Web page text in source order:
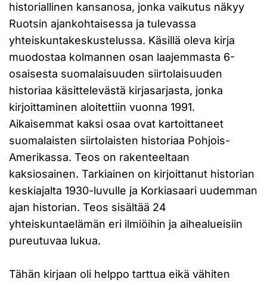
historiallinen kansanosa, jonka vaikutus näkyy
Ruotsin ajankohtaisessa ja tulevassa
yhteiskuntakeskustelussa. Käsillä oleva kirja
muodostaa kolmannen osan laajemmasta 6-
osaisesta suomalaisuuden siirtolaisuuden
historiaa käsittelevästä kirjasarjasta, jonka
kirjoittaminen aloitettiin vuonna 1991.
Aikaisemmat kaksi osaa ovat kartoittaneet
suomalaisten siirtolaisten historiaa Pohjois-
Amerikassa. Teos on rakenteeltaan
kaksiosainen. Tarkiainen on kirjoittanut historian
keskiajalta 1930-luvulle ja Korkiasaari uudemman
ajan historian. Teos sisältää 24
yhteiskuntaelämän eri ilmiöihin ja aihealueisiin
pureutuvaa lukua.
Tähän kirjaan oli helppo tarttua eikä vähiten